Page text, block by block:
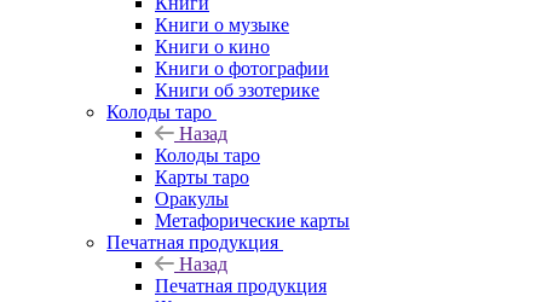
Книги о музыке
Книги о кино
Книги о фотографии
Книги об эзотерике
Колоды таро
Назад
Колоды таро
Карты таро
Оракулы
Метафорические карты
Печатная продукция
Назад
Печатная продукция